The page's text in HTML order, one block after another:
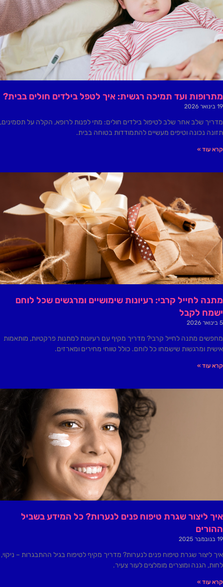
מתרופות ועד תמיכה רגשית: איך לטפל בילדים חולים בבית?
19 בינואר 2026
מדריך שלב אחר שלב לטיפול בילדים חולים: מתי לפנות לרופא, הקלה על תסמינים,
תזונה נכונה וטיפים מעשיים להתמודדות בטוחה בבית.
קרא עוד »
מתנה לחייל קרבי: רעיונות שימושיים ומרגשים שכל לוחם
ישמח לקבל
5 בינואר 2026
מחפשים מתנה לחייל קרבי? מדריך מקיף עם רעיונות למתנות פרקטיות, מותאמות
אישית ומרגשות שישמחו כל לוחם. כולל טווחי מחירים ומארזים.
קרא עוד »
איך ליצור שגרת טיפוח פנים לנערות? כל המידע בשביל
ההורים
19 בנובמבר 2025
איך ליצור שגרת טיפוח פנים לנערות? מדריך מקיף לטיפוח בגיל ההתבגרות – ניקוי,
לחות, הגנה ומוצרים מומלצים לעור צעיר.
קרא עוד »